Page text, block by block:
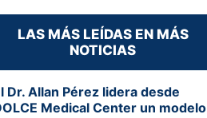
LAS MÁS LEÍDAS EN MÁS
NOTICIAS
Dr. Allan Pérez lidera desde
Medical Center un modelo